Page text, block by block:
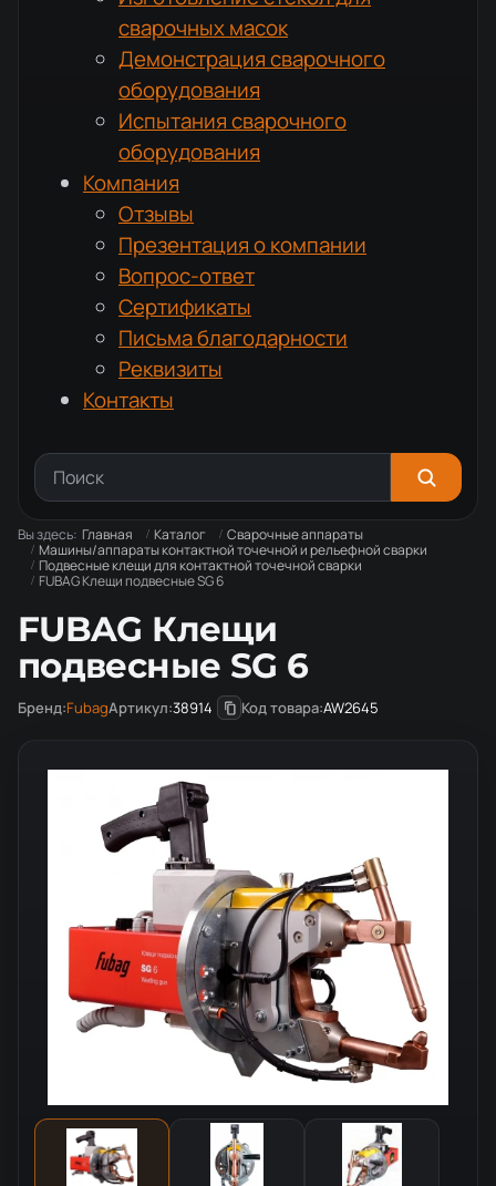
сварочных масок
Демонстрация сварочного
оборудования
Испытания сварочного
оборудования
Компания
Отзывы
Презентация о компании
Вопрос-ответ
Сертификаты
Письма благодарности
Реквизиты
Контакты
Вы здесь: Главная Каталог
Сварочные аппараты
Машины/аппараты контактной точечной и рельефной сварки
Подвесные клещи для контактной точечной сварки
FUBAG Клещи подвесные SG 6
FUBAG Клещи
подвесные SG 6
Бренд:FubagАртикул:38914 Код товара:AW2645